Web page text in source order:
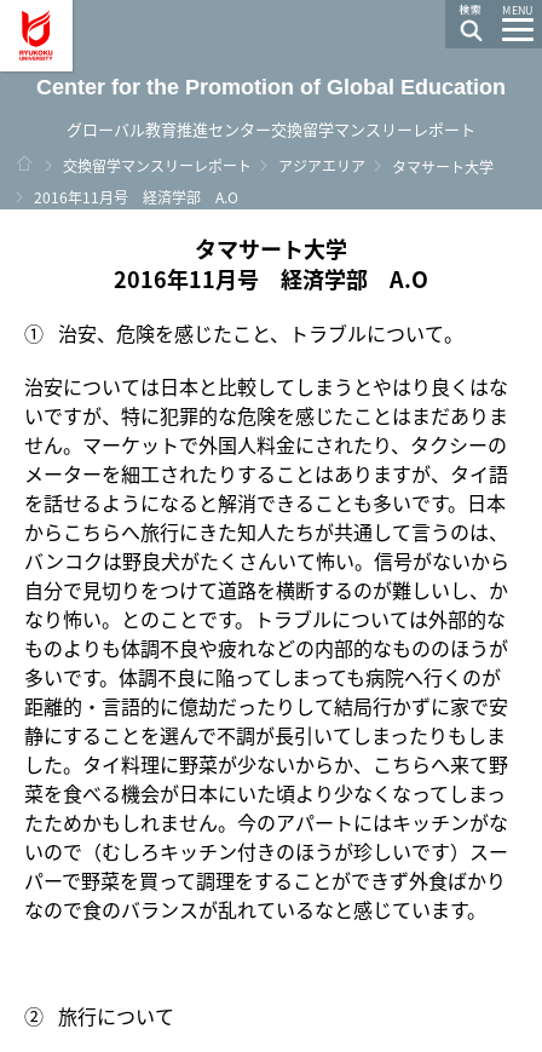
MENU
Center for the Promotion of Global Education
グローバル教育推進センター交換留学マンスリーレポート
ホーム
交換留学マンスリーレポート アジアエリア
タマサート大学
2016年11月号 経済学部 A.O
タマサート大学
2016年11月号 経済学部 A.O
① 治安、危険を感じたこと、トラブルについて。
治安については日本と比較してしまうとやはり良くはな
いですが、特に犯罪的な危険を感じたことはまだありま
せん。マーケットで外国人料金にされたり、タクシーの
メーターを細工されたりすることはありますが、タイ語
を話せるようになると解消できることも多いです。日本
からこちらへ旅行にきた知人たちが共通して言うのは、
バンコクは野良犬がたくさんいて怖い。信号がないから
自分で見切りをつけて道路を横断するのが難しいし、か
なり怖い。とのことです。トラブルについては外部的な
ものよりも体調不良や疲れなどの内部的なもののほうが
多いです。体調不良に陥ってしまっても病院へ行くのが
距離的・言語的に億劫だったりして結局行かずに家で安
静にすることを選んで不調が長引いてしまったりもしま
した。タイ料理に野菜が少ないからか、こちらへ来て野
菜を食べる機会が日本にいた頃より少なくなってしまっ
たためかもしれません。今のアパートにはキッチンがな
いので（むしろキッチン付きのほうが珍しいです）スー
パーで野菜を買って調理をすることができず外食ばかり
なので食のバランスが乱れているなと感じています。
② 旅行について